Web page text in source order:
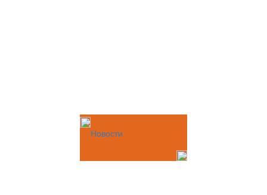
Новости